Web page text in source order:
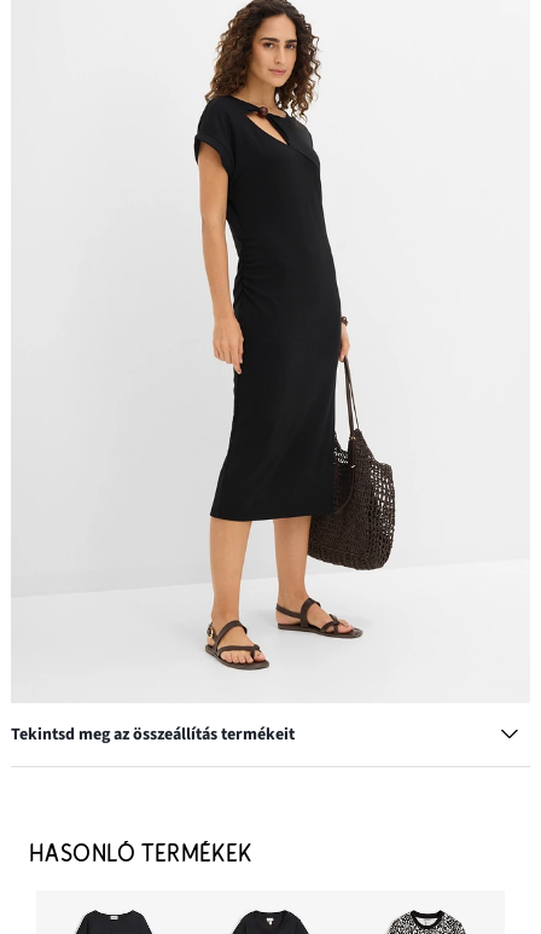
Tekintsd meg az összeállítás termékeit
5999 Ft
HASONLÓ TERMÉKEK